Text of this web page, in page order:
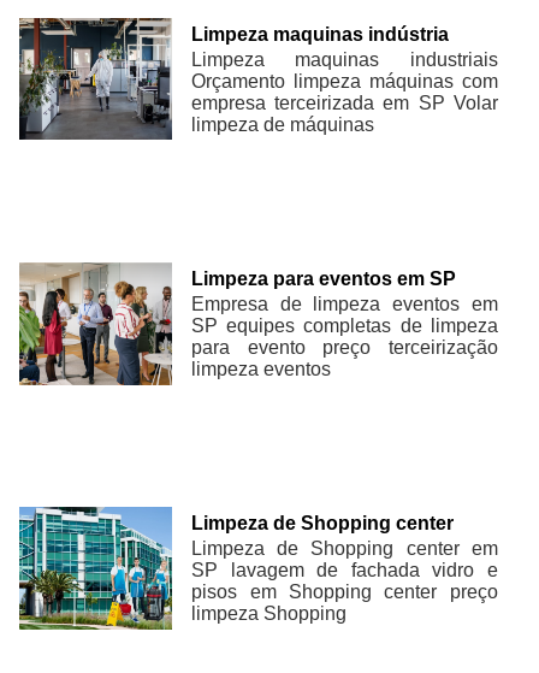
Limpeza maquinas indústria
Limpeza maquinas industriais
Orçamento limpeza máquinas com
empresa terceirizada em SP Volar
limpeza de máquinas
Limpeza para eventos em SP
Empresa de limpeza eventos em
SP equipes completas de limpeza
para evento preço terceirização
limpeza eventos
Limpeza de Shopping center
Limpeza de Shopping center em
SP lavagem de fachada vidro e
pisos em Shopping center preço
limpeza Shopping